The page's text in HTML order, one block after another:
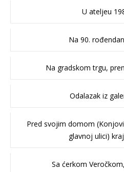
U ateljeu
Na 90.
Na gradskom trgu,
Odalazak iz
Pred svojim domom
glavnoj ulici)
Sa ćerkom